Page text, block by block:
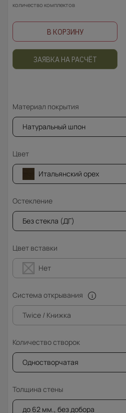
количество комплектов
В КОРЗИНУ
ЗАЯВКА НА РАСЧЁТ
Материал покрытия
Натуральный шпон
Цвет
Итальянский орех
Остекление
Без стекла (ДГ)
Цвет вставки
Нет
Система открывания
Twice / Книжка
Количество створок
Одностворчатая
Толщина стены
до 62 мм., без добора